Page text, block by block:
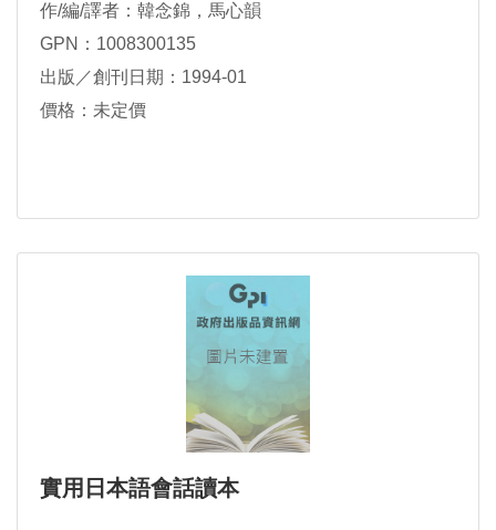
作/編/譯者：韓念錦，馬心韻
GPN：1008300135
出版／創刊日期：1994-01
價格：未定價
實用日本語會話讀本